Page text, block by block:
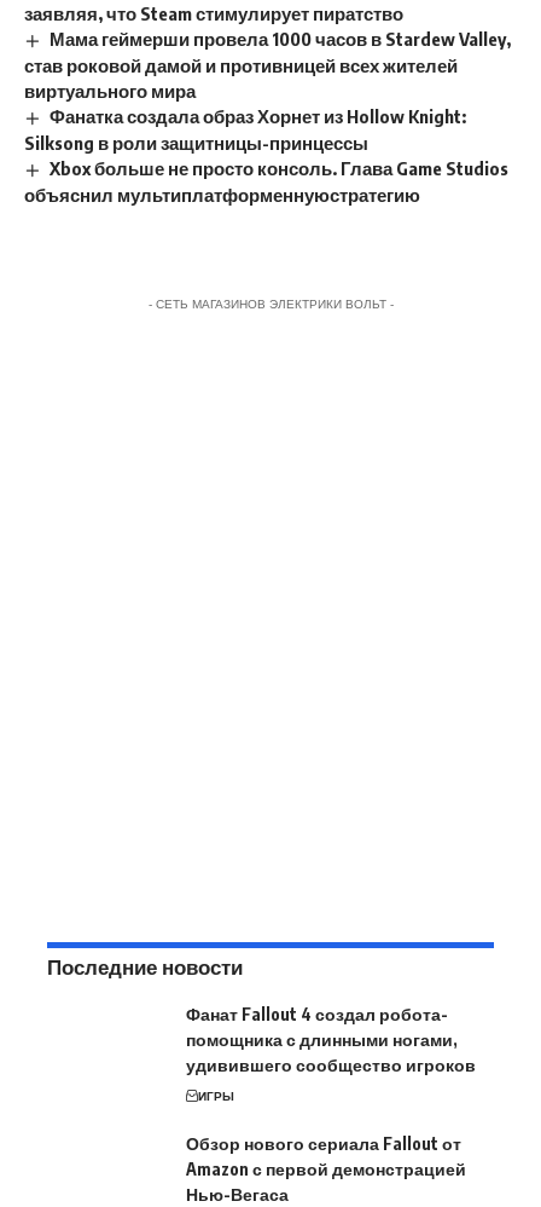
заявляя, что Steam стимулирует пиратство
Мама геймерши провела 1000 часов в Stardew Valley,
став роковой дамой и противницей всех жителей
виртуального мира
Фанатка создала образ Хорнет из Hollow Knight:
Silksong в роли защитницы-принцессы
Xbox больше не просто консоль. Глава Game Studios
объяснил мультиплатформеннуюстратегию
- СЕТЬ МАГАЗИНОВ ЭЛЕКТРИКИ ВОЛЬТ -
Последние новости
Фанат Fallout 4 создал робота-
помощника с длинными ногами,
удивившего сообщество игроков
ИГРЫ
Обзор нового сериала Fallout от
Amazon с первой демонстрацией
Нью-Вегаса